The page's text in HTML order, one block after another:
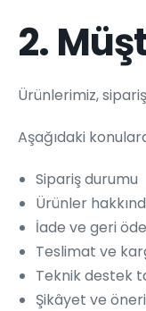
2.
Ürünlerimiz,
Aşağıdaki
Sipariş durumu
Ürünler
İade ve geri
Teslimat ve
Teknik destek
Şikâyet ve